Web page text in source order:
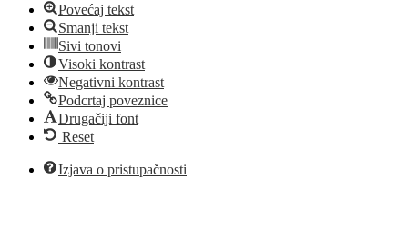
Povećaj tekst
Smanji tekst
Sivi tonovi
Visoki kontrast
Negativni kontrast
Podcrtaj poveznice
Drugačiji font
Reset
Izjava o pristupačnosti